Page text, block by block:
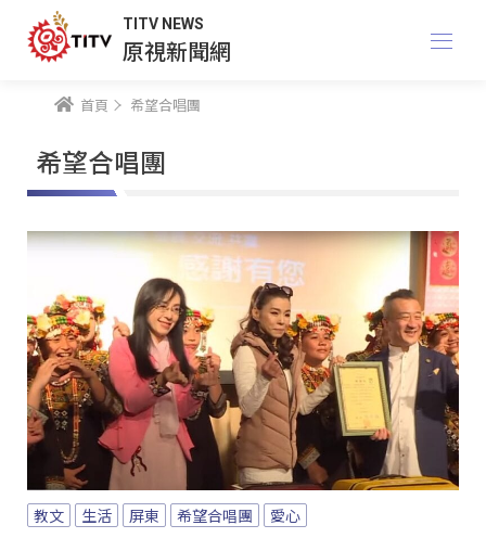
TITV NEWS
原視新聞網
首頁 希望合唱團
希望合唱團
教文 生活 屏東 希望合唱團 愛心